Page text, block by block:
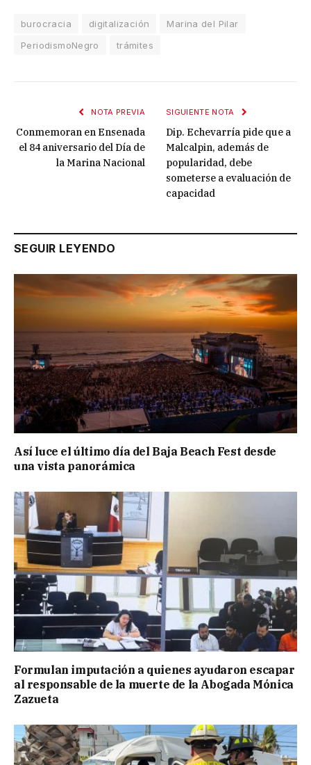
burocracia digitalización
Marina del Pilar
PeriodismoNegro
trámites
NOTA PREVIA
Conmemoran en Ensenada
el 84 aniversario del Día de
la Marina Nacional
SIGUIENTE NOTA
Dip. Echevarría pide que a
Malcalpin, además de
popularidad, debe
someterse a evaluación de
capacidad
SEGUIR LEYENDO
Así luce el último día del Baja Beach Fest desde
una vista panorámica
Formulan imputación a quienes ayudaron escapar
al responsable de la muerte de la Abogada Mónica
Zazueta